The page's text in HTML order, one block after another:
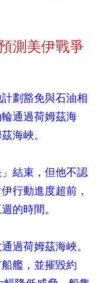
測美伊戰爭
劃豁免與石油相
通過荷姆茲海
海峽。
結束，但他不認
行動進度超前，
的時間。
過荷姆茲海峽。
艦，並摧毀約